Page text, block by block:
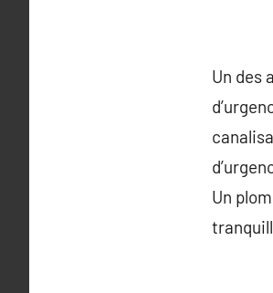
Un des
Un